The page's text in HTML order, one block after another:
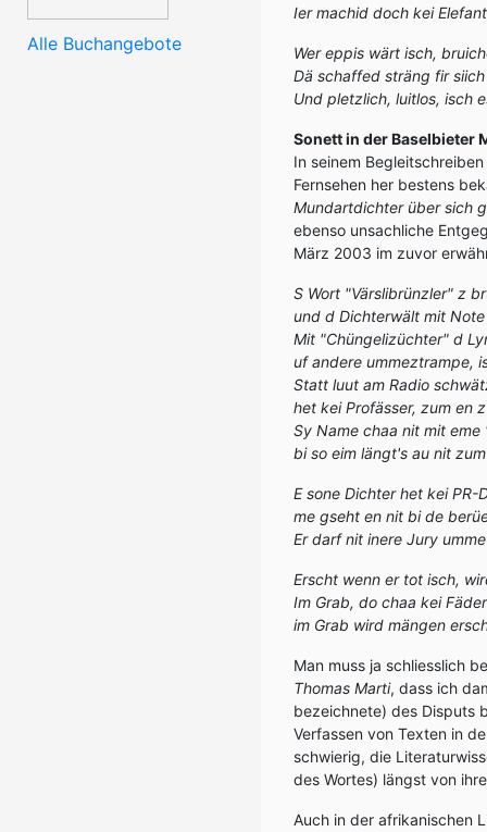
Alle Buchangebote
Ier machid doch kei
Wer eppis wärt isch,
Dä schaffed sträng fir
Und pletzlich, luitlos, isch
Sonett in der Baselbieter
In seinem
Fernsehen her bestens
Mundartdichter über sich
ebenso unsachliche
März 2003 im zuvor
S Wort "Värslibrünzler" z
und d Dichterwält mit
Mit "Chüngelizüchter" d
uf andere ummeztrampe,
Statt luut am Radio
het kei Profässer, zum en
Sy Name chaa nit mit eme
bi so eim längt's au nit
E sone Dichter het kei PR-
me gseht en nit bi de
Er darf nit inere Jury
Erscht wenn er tot isch,
Im Grab, do chaa kei
im Grab wird mängen
Man muss ja schliesslich
Thomas Marti, dass ich
bezeichnete) des Disputs
Verfassen von Texten in
schwierig, die
des Wortes) längst von
Auch in der afrikanischen